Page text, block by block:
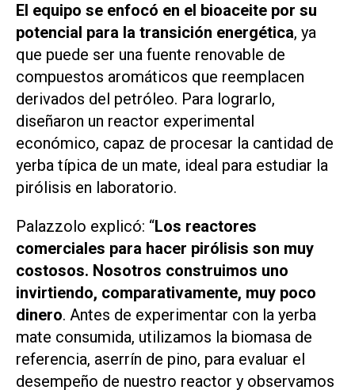
El equipo se enfocó en el bioaceite por su
potencial para la transición energética, ya
que puede ser una fuente renovable de
compuestos aromáticos que reemplacen
derivados del petróleo. Para lograrlo,
diseñaron un reactor experimental
económico, capaz de procesar la cantidad de
yerba típica de un mate, ideal para estudiar la
pirólisis en laboratorio.
Palazzolo explicó: “Los reactores
comerciales para hacer pirólisis son muy
costosos. Nosotros construimos uno
invirtiendo, comparativamente, muy poco
dinero. Antes de experimentar con la yerba
mate consumida, utilizamos la biomasa de
referencia, aserrín de pino, para evaluar el
desempeño de nuestro reactor y observamos